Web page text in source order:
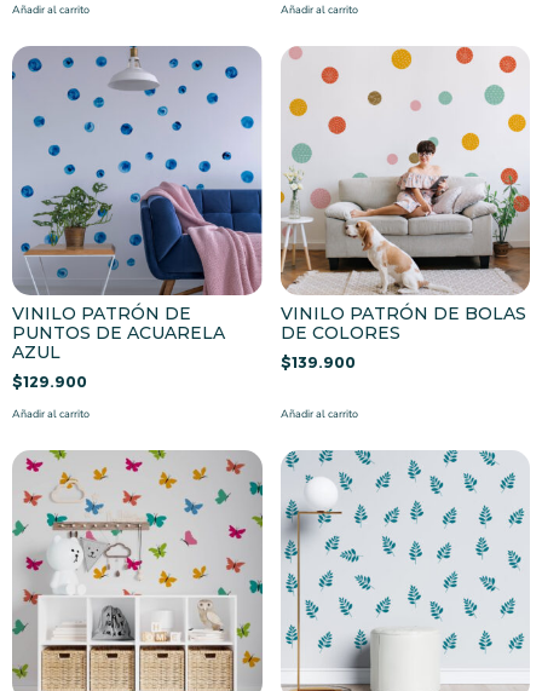
Añadir al carrito Añadir al carrito
VINILO PATRÓN DE
PUNTOS DE ACUARELA
AZUL
$129.900
Añadir al carrito
VINILO PATRÓN DE BOLAS
DE COLORES
$139.900
Añadir al carrito